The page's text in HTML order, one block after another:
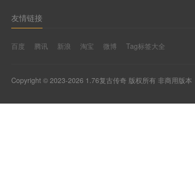
友情链接
百度 腾讯 新浪 淘宝 微博 Tag标签大全
Copyright © 2023-2026 1.76复古传奇 版权所有 非商用版本